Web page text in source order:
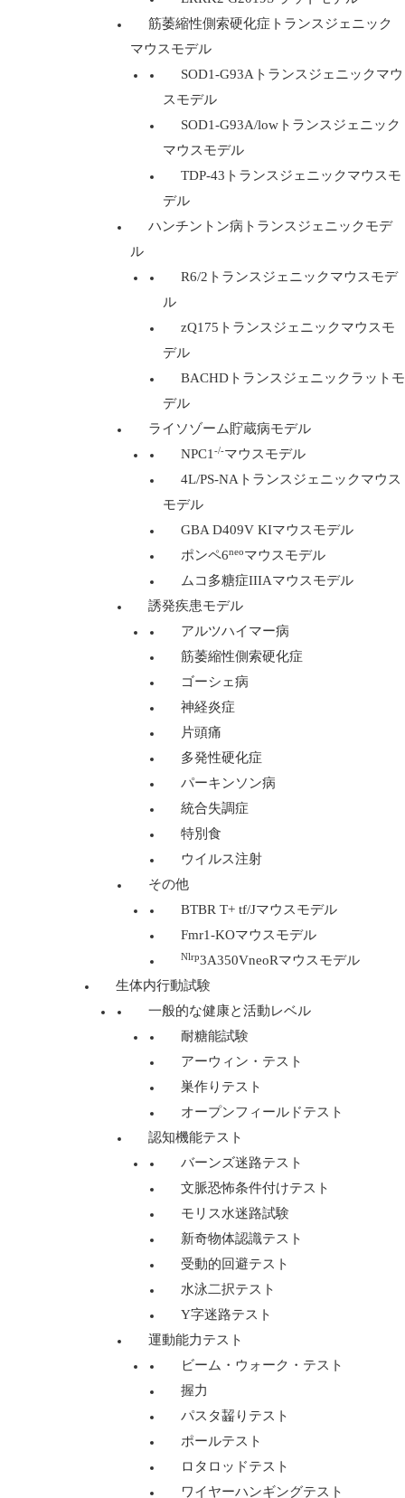
筋萎縮性側索硬化症トランスジェニック
マウスモデル
SOD1-G93Aトランスジェニックマウ
スモデル
SOD1-G93A/lowトランスジェニック
マウスモデル
TDP-43トランスジェニックマウスモ
デル
ハンチントン病トランスジェニックモデ
ル
R6/2トランスジェニックマウスモデ
ル
zQ175トランスジェニックマウスモ
デル
BACHDトランスジェニックラットモ
デル
ライソゾーム貯蔵病モデル
NPC1 -/-マウスモデル
4L/PS-NAトランスジェニックマウス
モデル
GBA D409V KIマウスモデル
ポンペ6neoマウスモデル
ムコ多糖症IIIAマウスモデル
誘発疾患モデル
アルツハイマー病
筋萎縮性側索硬化症
ゴーシェ病
神経炎症
片頭痛
多発性硬化症
パーキンソン病
統合失調症
特別食
ウイルス注射
その他
BTBR T+ tf/Jマウスモデル
Fmr1-KOマウスモデル
Nlrp3A350VneoRマウスモデル
生体内行動試験
一般的な健康と活動レベル
耐糖能試験
アーウィン・テスト
巣作りテスト
オープンフィールドテスト
認知機能テスト
バーンズ迷路テスト
文脈恐怖条件付けテスト
モリス水迷路試験
新奇物体認識テスト
受動的回避テスト
水泳二択テスト
Y字迷路テスト
運動能力テスト
ビーム・ウォーク・テスト
握力
パスタ齧りテスト
ポールテスト
ロタロッドテスト
ワイヤーハンギングテスト